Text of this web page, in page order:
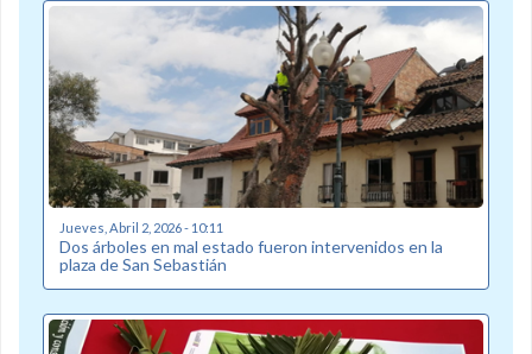
Jueves, Abril 2, 2026 - 10:11
Dos árboles en mal estado fueron intervenidos en la
plaza de San Sebastián